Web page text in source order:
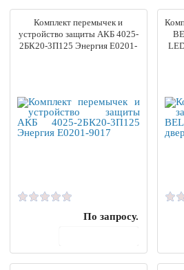
Комплект перемычек и
устройство защиты АКБ 4025-
2БК20-3П125 Энергия Е0201-
По запросу.